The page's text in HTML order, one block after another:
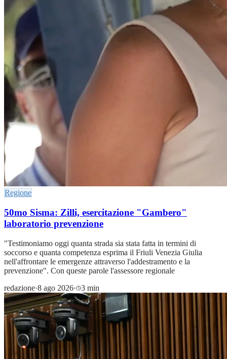
Regione
50mo Sisma: Zilli, esercitazione "Gambero"
laboratorio prevenzione
"Testimoniamo oggi quanta strada sia stata fatta in termini di
soccorso e quanta competenza esprima il Friuli Venezia Giulia
nell'affrontare le emergenze attraverso l'addestramento e la
prevenzione". Con queste parole l'assessore regionale
redazione·8 ago 2026· 3 min